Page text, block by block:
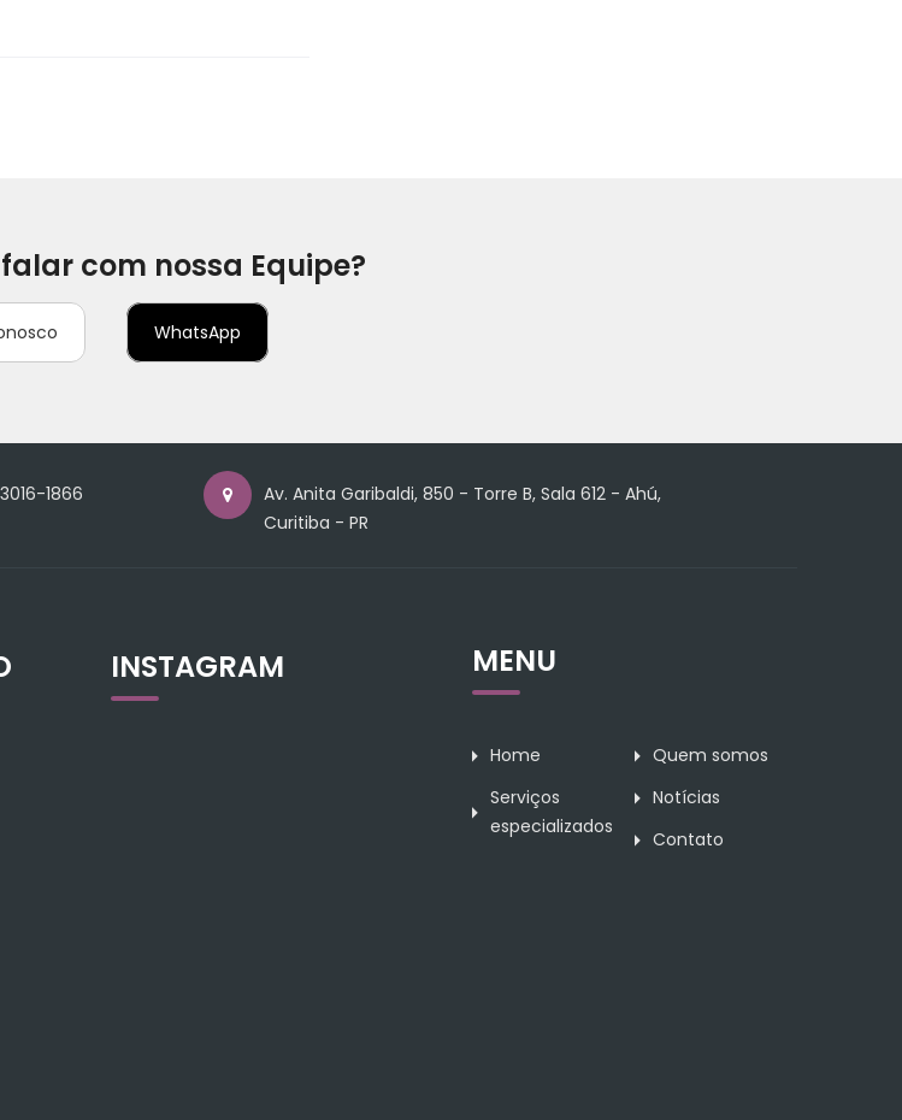
com nossa Equipe?
WhatsApp
1866
Av. Anita Garibaldi, 850 - Torre B, Sala 612 - Ahú,
Curitiba - PR
INSTAGRAM MENU
Home
Quem somos
Serviços
especializados
Notícias
Contato